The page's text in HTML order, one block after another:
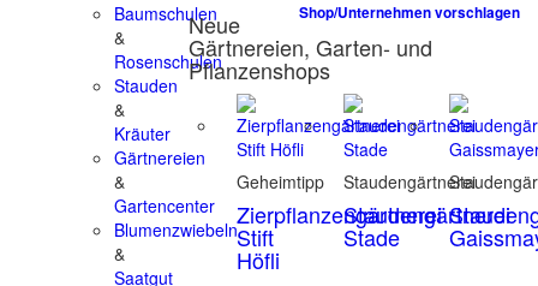
Baumschulen
&
Rosenschulen
Stauden
&
Kräuter
Gärtnereien
&
Gartencenter
Blumenzwiebeln
&
Saatgut
Shop/Unternehmen vorschlagen
Neue
Gärtnereien, Garten- und
Pflanzenshops
Geheimtipp
Zierpflanzengärtnerei
Stift
Höfli
Staudengärtnerei
Staudengärtnerei
Stade